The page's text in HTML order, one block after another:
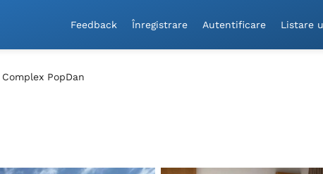
Feedback
Înregistrare Autentificare Listare
Complex PopDan